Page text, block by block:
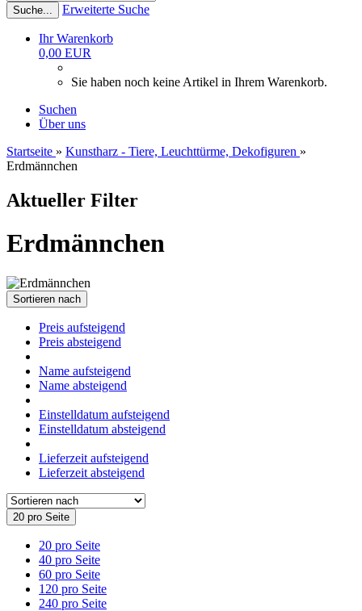
Suche... Erweiterte Suche
Ihr Warenkorb
0,00 EUR
Sie haben noch keine Artikel in Ihrem Warenkorb.
Suchen
Über uns
Startseite » Kunstharz - Tiere, Leuchttürme, Dekofiguren »
Erdmännchen
Aktueller Filter
Erdmännchen
Sortieren nach
Preis aufsteigend
Preis absteigend
Name aufsteigend
Name absteigend
Einstelldatum aufsteigend
Einstelldatum absteigend
Lieferzeit aufsteigend
Lieferzeit absteigend
20 pro Seite
20 pro Seite
40 pro Seite
60 pro Seite
120 pro Seite
240 pro Seite